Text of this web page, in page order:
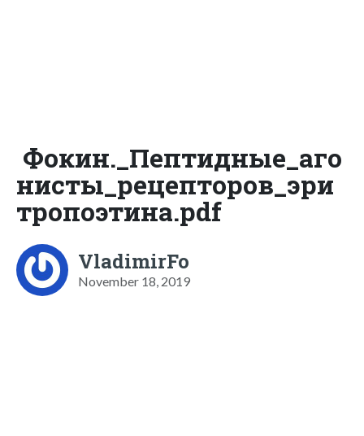
Фокин._Пептидные_аго
нисты_рецепторов_эри
тропоэтина.pdf
VladimirFo
November 18, 2019